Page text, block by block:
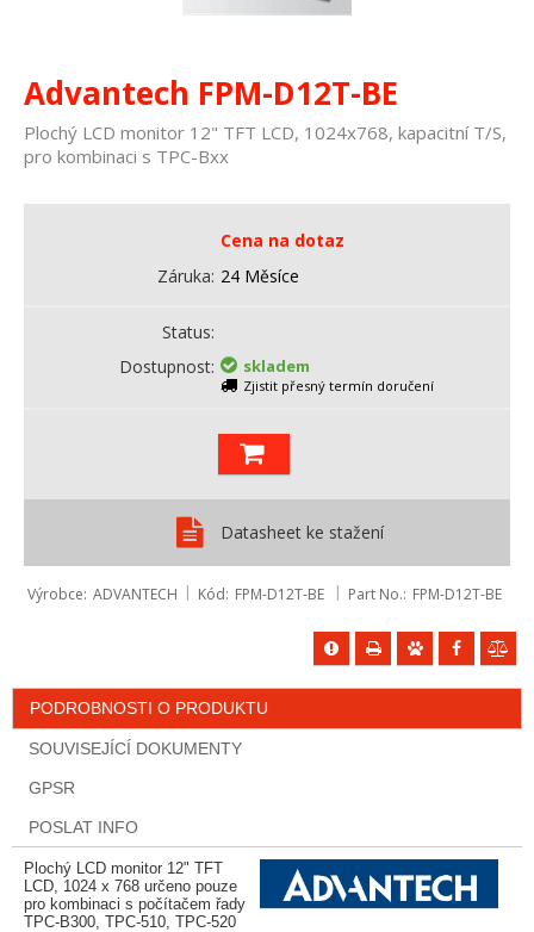
Advantech FPM-D12T-BE
Plochý LCD monitor 12" TFT LCD, 1024x768, kapacitní T/S,
pro kombinaci s TPC-Bxx
Cena na dotaz
Záruka 24 Měsíce
Status
Dostupnost
skladem
Zjistit přesný termín doručení
Datasheet ke stažení
Výrobce ADVANTECH Kód FPM-D12T-BE Part No. FPM-D12T-BE
PODROBNOSTI O PRODUKTU
SOUVISEJÍCÍ DOKUMENTY
GPSR
POSLAT INFO
Plochý LCD monitor 12" TFT
LCD, 1024 x 768 určeno pouze
pro kombinaci s počítačem řady
TPC-B300, TPC-510, TPC-520